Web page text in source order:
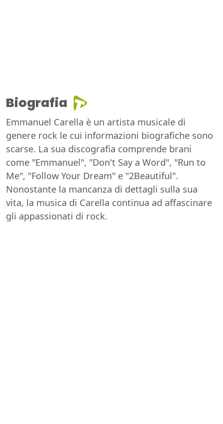
Biografia
Emmanuel Carella è un artista musicale di
genere rock le cui informazioni biografiche sono
scarse. La sua discografia comprende brani
come "Emmanuel", "Don't Say a Word", "Run to
Me", "Follow Your Dream" e "2Beautiful".
Nonostante la mancanza di dettagli sulla sua
vita, la musica di Carella continua ad affascinare
gli appassionati di rock.